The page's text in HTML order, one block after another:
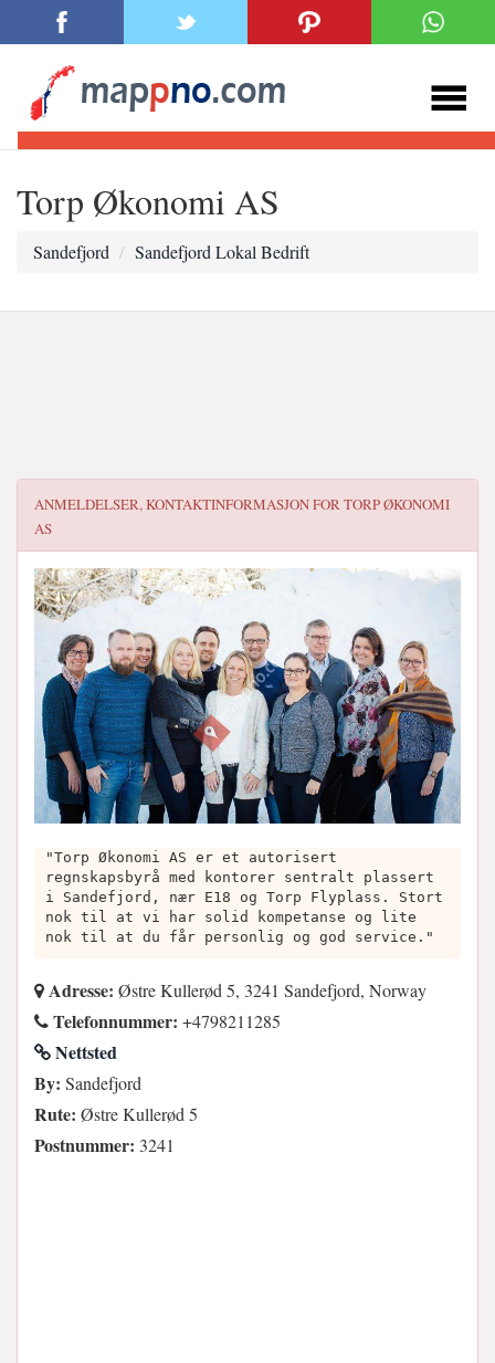
Torp Økonomi AS
Sandefjord Sandefjord Lokal Bedrift
ANMELDELSER, KONTAKTINFORMASJON FORTORP ØKONOMI
AS
"Torp Økonomi AS er et autorisert
regnskapsbyrå med kontorer sentralt plassert
i Sandefjord, nær E18 og Torp Flyplass. Stort
nok til at vi har solid kompetanse og lite
nok til at du får personlig og god service."
Adresse: Østre Kullerød 5, 3241 Sandefjord, Norway
Telefonnummer: +4798211285
Nettsted
By: Sandefjord
Rute: Østre Kullerød 5
Postnummer: 3241